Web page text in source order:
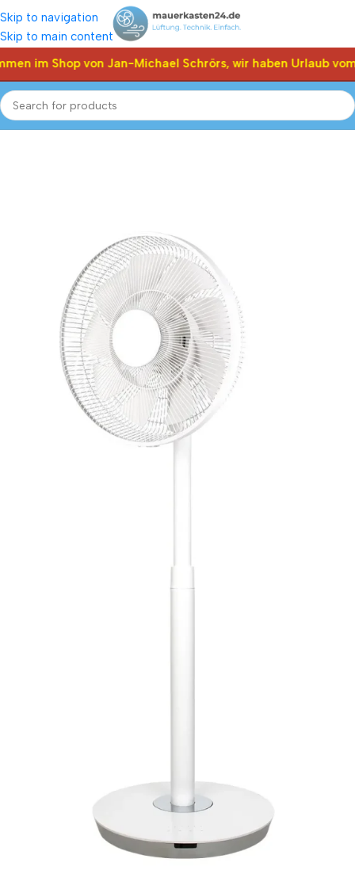
Skip to navigation
Skip to main content
im Shop von Jan-Michael Schrörs, wir haben Urlaub vom
Start Shop Sommer-ventilatoren Stand-ventilatoren